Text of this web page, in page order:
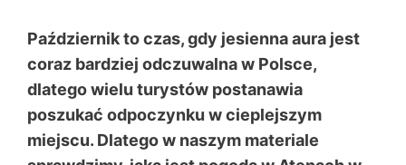
Październik to czas, gdy jesienna aura jest
coraz bardziej odczuwalna w Polsce,
dlatego wielu turystów postanawia
poszukać odpoczynku w cieplejszym
miejscu. Dlatego w naszym materiale